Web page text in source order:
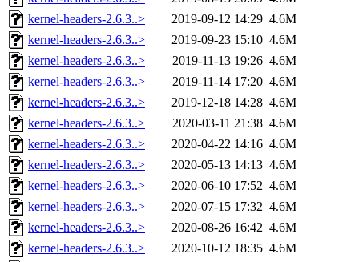
kernel-headers-2.6.3..>
2019-09-12 14:29 4.6M
kernel-headers-2.6.3..>
2019-09-23 15:10 4.6M
kernel-headers-2.6.3..>
2019-11-13 19:26 4.6M
kernel-headers-2.6.3..>
2019-11-14 17:20 4.6M
kernel-headers-2.6.3..>
2019-12-18 14:28 4.6M
kernel-headers-2.6.3..>
2020-03-11 21:38 4.6M
kernel-headers-2.6.3..>
2020-04-22 14:16 4.6M
kernel-headers-2.6.3..>
2020-05-13 14:13 4.6M
kernel-headers-2.6.3..>
2020-06-10 17:52 4.6M
kernel-headers-2.6.3..>
2020-07-15 17:32 4.6M
kernel-headers-2.6.3..>
2020-08-26 16:42 4.6M
kernel-headers-2.6.3..>
2020-10-12 18:35 4.6M